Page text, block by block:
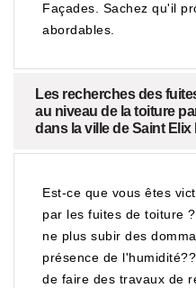
Façades. Sachez qu'il
abordables.
Les recherches des
au niveau de la toiture
dans la ville de Saint Elix
Est-ce que vous êtes
par les fuites de toiture
ne plus subir des
présence de
de faire des travaux de